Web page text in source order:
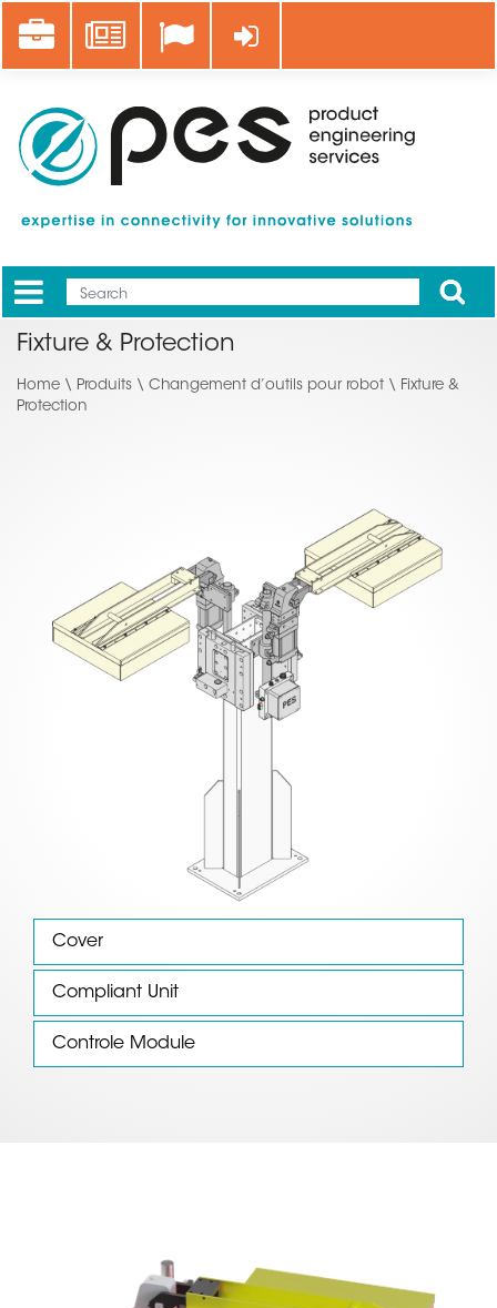
main
Career News Log in
Mobile
Main
Apply
Fixture & Protection
Home \ Produits \ Changement d’outils pour robot \ Fixture &
Protection
Cover
Compliant Unit
Controle Module